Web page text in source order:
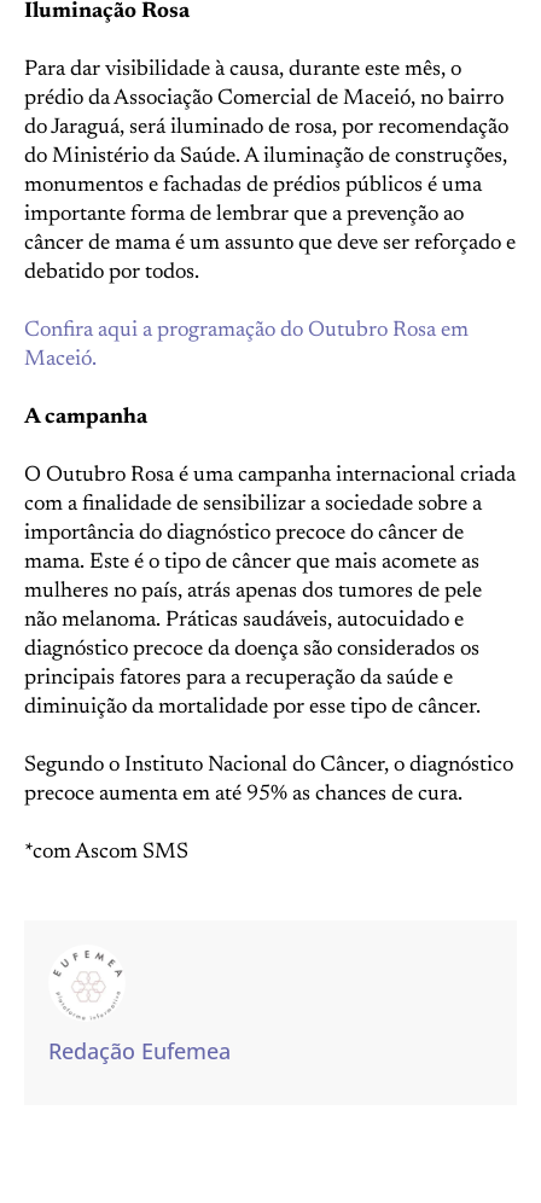
Iluminação Rosa
Para dar visibilidade à causa, durante este mês, o
prédio da Associação Comercial de Maceió, no bairro
do Jaraguá, será iluminado de rosa, por recomendação
do Ministério da Saúde. A iluminação de construções,
monumentos e fachadas de prédios públicos é uma
importante forma de lembrar que a prevenção ao
câncer de mama é um assunto que deve ser reforçado e
debatido por todos.
Confira aqui a programação do Outubro Rosa em
Maceió.
A campanha
O Outubro Rosa é uma campanha internacional criada
com a finalidade de sensibilizar a sociedade sobre a
importância do diagnóstico precoce do câncer de
mama. Este é o tipo de câncer que mais acomete as
mulheres no país, atrás apenas dos tumores de pele
não melanoma. Práticas saudáveis, autocuidado e
diagnóstico precoce da doença são considerados os
principais fatores para a recuperação da saúde e
diminuição da mortalidade por esse tipo de câncer.
Segundo o Instituto Nacional do Câncer, o diagnóstico
precoce aumenta em até 95% as chances de cura.
*com Ascom SMS
Redação Eufemea